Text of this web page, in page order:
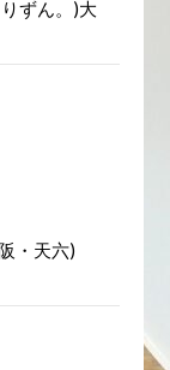
ずん。)大
・天六)